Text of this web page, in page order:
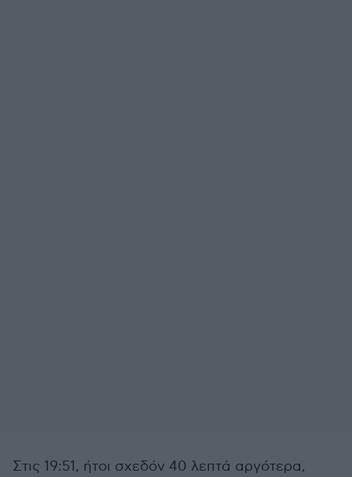
Στις 19:51, ήτοι σχεδόν 40 λεπτά αργότερα,